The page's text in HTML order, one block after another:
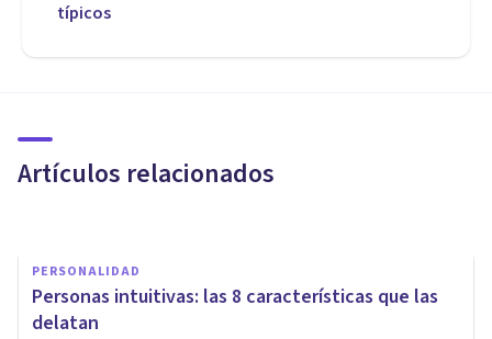
típicos
Artículos relacionados
Raymond Cattell
PERSONALIDAD
Personas intuitivas: las 8 características que las
delatan